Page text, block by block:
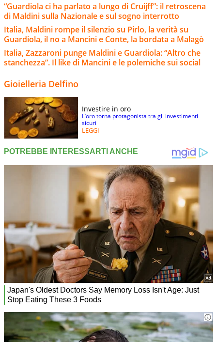
“Guardiola ci ha parlato a lungo di Cruijff”: il retroscena
di Maldini sulla Nazionale e sul sogno interrotto
Italia, Maldini rompe il silenzio su Pirlo, la verità su
Guardiola, il no a Mancini e Conte, la bordata a Malagò
Italia, Zazzaroni punge Maldini e Guardiola: “Altro che
stanchezza”. Il like di Mancini e le polemiche sui social
Gioielleria Delfino
Investire in oro
L’oro torna protagonista tra gli investimenti
sicuri
LEGGI